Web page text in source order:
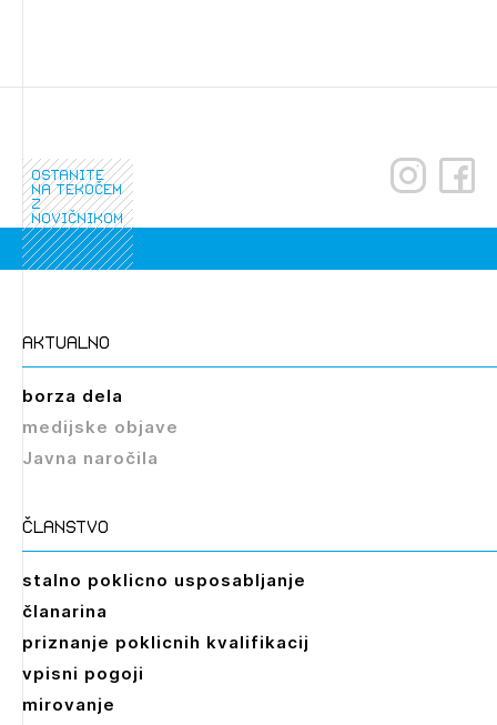
Izbrana vsebina je namenjena le ZAPS
registriranim uporabnikom. Da lahko do nje
dostopate, se je potrebno prijaviti.
PRIJAVITE SE
ostanite
na tekočem
z
novičnikom
aktualno
borza dela
medijske objave
Javna naročila
članstvo
stalno poklicno usposabljanje
članarina
priznanje poklicnih kvalifikacij
vpisni pogoji
mirovanje